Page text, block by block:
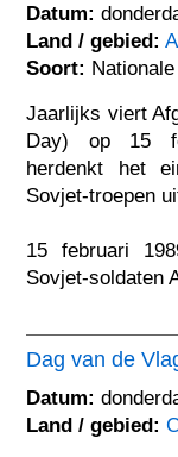
Datum:
Land / gebied:
Soort:
Jaarlijks viert
Day) op 15
herdenkt het
Sovjet-troepen
15 februari
Sovjet-soldaten
Dag van de
Datum:
Land / gebied: